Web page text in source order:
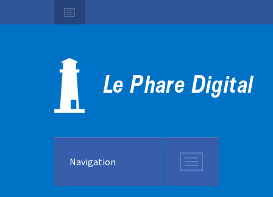
Navigation